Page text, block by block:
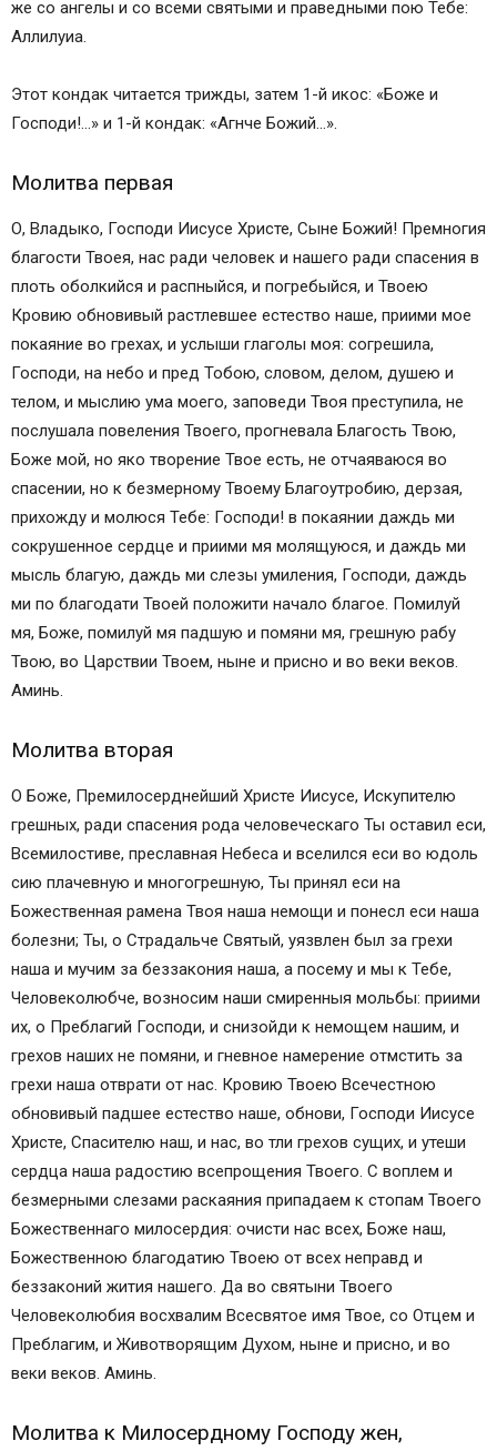
же со ангелы и со всеми святыми и праведными пою Тебе:
Аллилуиа.
Этот кондак читается трижды, затем 1-й икос: «Боже и
Господи!…» и 1-й кондак: «Агнче Божий…».
Молитва первая
О, Владыко, Господи Иисусе Христе, Сыне Божий! Премногия
благости Твоея, нас ради человек и нашего ради спасения в
плоть оболкийся и распныйся, и погребыйся, и Твоею
Кровию обновивый растлевшее естество наше, приими мое
покаяние во грехах, и услыши глаголы моя: согрешила,
Господи, на небо и пред Тобою, словом, делом, душею и
телом, и мыслию ума моего, заповеди Твоя преступила, не
послушала повеления Твоего, прогневала Благость Твою,
Боже мой, но яко творение Твое есть, не отчаяваюся во
спасении, но к безмерному Твоему Благоутробию, дерзая,
прихожду и молюся Тебе: Господи! в покаянии даждь ми
сокрушенное сердце и приими мя молящуюся, и даждь ми
мысль благую, даждь ми слезы умиления, Господи, даждь
ми по благодати Твоей положити начало благое. Помилуй
мя, Боже, помилуй мя падшую и помяни мя, грешную рабу
Твою, во Царствии Твоем, ныне и присно и во веки веков.
Аминь.
Молитва вторая
О Боже, Премилосерднейший Христе Иисусе, Искупителю
грешных, ради спасения рода человеческаго Ты оставил еси,
Всемилостиве, преславная Небеса и вселился еси во юдоль
сию плачевную и многогрешную, Ты принял еси на
Божественная рамена Твоя наша немощи и понесл еси наша
болезни; Ты, о Страдальче Святый, уязвлен был за грехи
наша и мучим за беззакония наша, а посему и мы к Тебе,
Человеколюбче, возносим наши смиренныя мольбы: приими
их, о Преблагий Господи, и снизойди к немощем нашим, и
грехов наших не помяни, и гневное намерение отмстить за
грехи наша отврати от нас. Кровию Твоею Всечестною
обновивый падшее естество наше, обнови, Господи Иисусе
Христе, Спасителю наш, и нас, во тли грехов сущих, и утеши
сердца наша радостию всепрощения Твоего. С воплем и
безмерными слезами раскаяния припадаем к стопам Твоего
Божественнаго милосердия: очисти нас всех, Боже наш,
Божественною благодатию Твоею от всех неправд и
беззаконий жития нашего. Да во святыни Твоего
Человеколюбия восхвалим Всесвятое имя Твое, со Отцем и
Преблагим, и Животворящим Духом, ныне и присно, и во
веки веков. Аминь.
Молитва к Милосердному Господу жен,